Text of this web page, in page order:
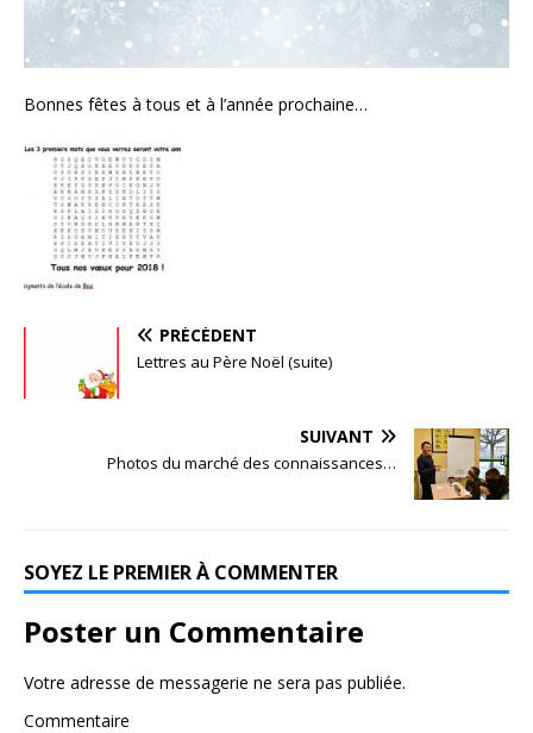
Bonnes fêtes à tous et à l’année prochaine…
PRÉCÉDENT
Lettres au Père Noël (suite)
SUIVANT
Photos du marché des connaissances…
SOYEZ LE PREMIER À COMMENTER
Poster un Commentaire
Votre adresse de messagerie ne sera pas publiée.
Commentaire